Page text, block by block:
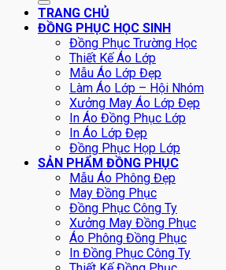
TRANG CHỦ
ĐỒNG PHỤC HỌC SINH
Đồng Phục Trường Học
Thiết Kế Áo Lớp
Mẫu Áo Lớp Đẹp
Làm Áo Lớp – Hội Nhóm
Xưởng May Áo Lớp Đẹp
In Áo Đồng Phục Lớp
In Áo Lớp Đẹp
Đồng Phục Họp Lớp
SẢN PHẨM ĐỒNG PHỤC
Mẫu Áo Phông Đẹp
May Đồng Phục
Đồng Phục Công Ty
Xưởng May Đồng Phục
Áo Phông Đồng Phục
In Đồng Phục Công Ty